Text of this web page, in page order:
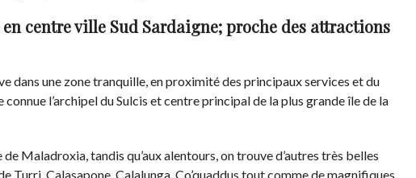
centre ville Sud Sardaigne; proche des attractions
dans une zone tranquille, en proximité des principaux services et du
l’archipel du Sulcis et centre principal de la plus grande île de la
Maladroxia, tandis qu’aux alentours, on trouve d’autres très belles
Turri, Calasapone, Calalunga, Co’quaddus tout comme de magnifiques